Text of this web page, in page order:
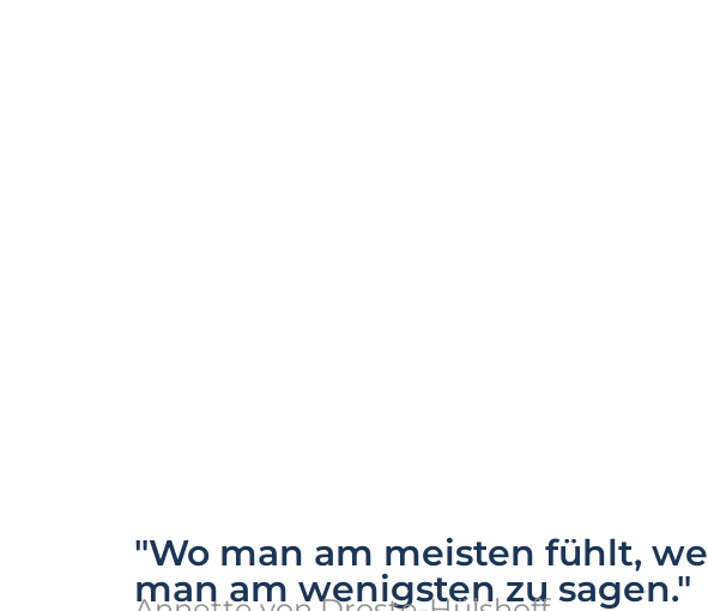
"Wo man am meisten fühlt,
man am wenigsten zu sagen."